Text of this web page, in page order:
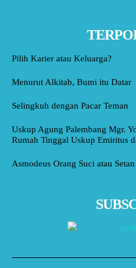
Pilih Karier atau Keluarga?
Menurut Alkitab, Bumi itu Datar
Selingkuh dengan Pacar Teman
Uskup Agung Palembang Mgr.
Rumah Tinggal Uskup Emiritus
Asmodeus Orang Suci atau Setan